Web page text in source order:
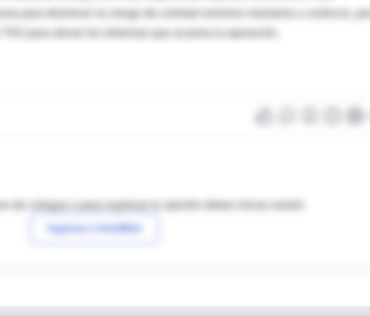
para disminuir su riesgo de contraer tumores mamarios u ováricos,
para aliviar los síntomas que acarrea la operación.
de colegas o para expresar tu opinión debes iniciar sesión
Ingresar a IntraMed